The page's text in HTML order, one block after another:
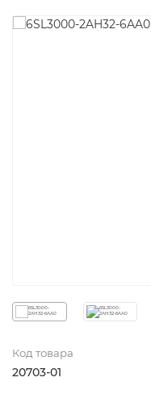
Код товара
20703-01